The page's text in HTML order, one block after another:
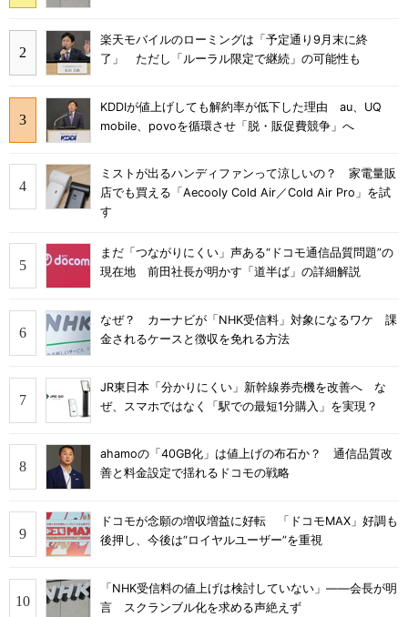
楽天モバイルのローミングは「予定通り9月末に終
了」 ただし「ルーラル限定で継続」の可能性も
KDDIが値上げしても解約率が低下した理由 au、UQ
mobile、povoを循環させ「脱・販促費競争」へ
ミストが出るハンディファンって涼しいの？ 家電量販
店でも買える「Aecooly Cold Air／Cold Air Pro」を試
す
まだ「つながりにくい」声ある“ドコモ通信品質問題”の
現在地 前田社長が明かす「道半ば」の詳細解説
なぜ？ カーナビが「NHK受信料」対象になるワケ 課
金されるケースと徴収を免れる方法
JR東日本「分かりにくい」新幹線券売機を改善へ な
ぜ、スマホではなく「駅での最短1分購入」を実現？
ahamoの「40GB化」は値上げの布石か？ 通信品質改
善と料金設定で揺れるドコモの戦略
ドコモが念願の増収増益に好転 「ドコモMAX」好調も
後押し、今後は“ロイヤルユーザー”を重視
「NHK受信料の値上げは検討していない」――会長が明
言 スクランブル化を求める声絶えず